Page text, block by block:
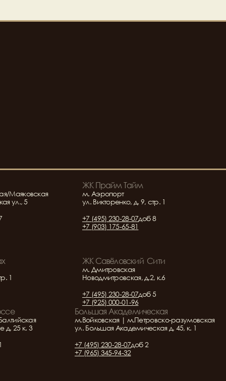
Маяковская
ул., 5
ЖК Прайм Тайм
м. Аэропорт
ул. Викторенко, д. 9, стр. 1
+7 (495) 230-28-07доб 8
+7 (903) 175-65-81
1
ЖК Савёловский  Сити
м. Дмитровская
Новодмитровская, д.2, к.6
+7 (495) 230-28-07доб 5
+7 (925) 000-01-96
д. 25 к. 3
Большая Академическая
м.Войковская | м.Петровско-разумовская
ул. Большая Академическая д. 45, к. 1
+7 (495) 230-28-07доб 2
+7 (965) 345-94-32